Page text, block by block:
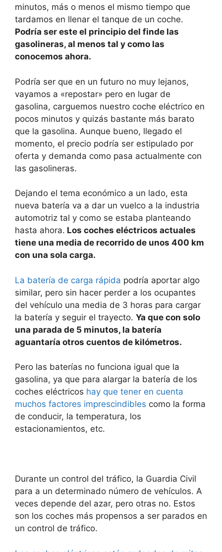
minutos, más o menos el mismo tiempo que
tardamos en llenar el tanque de un coche.
Podría ser este el principio del finde las
gasolineras, al menos tal y como las
conocemos ahora.
Podría ser que en un futuro no muy lejanos,
vayamos a «repostar» pero en lugar de
gasolina, carguemos nuestro coche eléctrico en
pocos minutos y quizás bastante más barato
que la gasolina. Aunque bueno, llegado el
momento, el precio podría ser estipulado por
oferta y demanda como pasa actualmente con
las gasolineras.
Dejando el tema económico a un lado, esta
nueva batería va a dar un vuelco a la industria
automotriz tal y como se estaba planteando
hasta ahora. Los coches eléctricos actuales
tiene una media de recorrido de unos 400 km
con una sola carga.
La batería de carga rápida podría aportar algo
similar, pero sin hacer perder a los ocupantes
del vehículo una media de 3 horas para cargar
la batería y seguir el trayecto. Ya que con solo
una parada de 5 minutos, la batería
aguantaría otros cuentos de kilómetros.
Pero las baterías no funciona igual que la
gasolina, ya que para alargar la batería de los
coches eléctricos hay que tener en cuenta
muchos factores imprescindibles como la forma
de conducir, la temperatura, los
estacionamientos, etc.
Durante un control del tráfico, la Guardia Civil
para a un determinado número de vehículos. A
veces depende del azar, pero otras no. Estos
son los coches más propensos a ser parados en
un control de tráfico.